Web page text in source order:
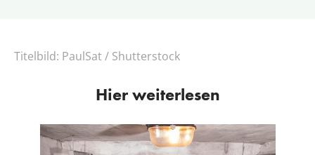
Titelbild: PaulSat / Shutterstock
Hier weiterlesen